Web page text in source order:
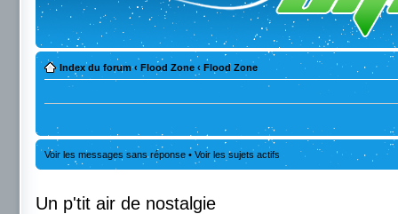
Index du forum ‹ Flood Zone ‹ Flood Zone
Voir les messages sans réponse • Voir les sujets actifs
Un p'tit air de nostalgie